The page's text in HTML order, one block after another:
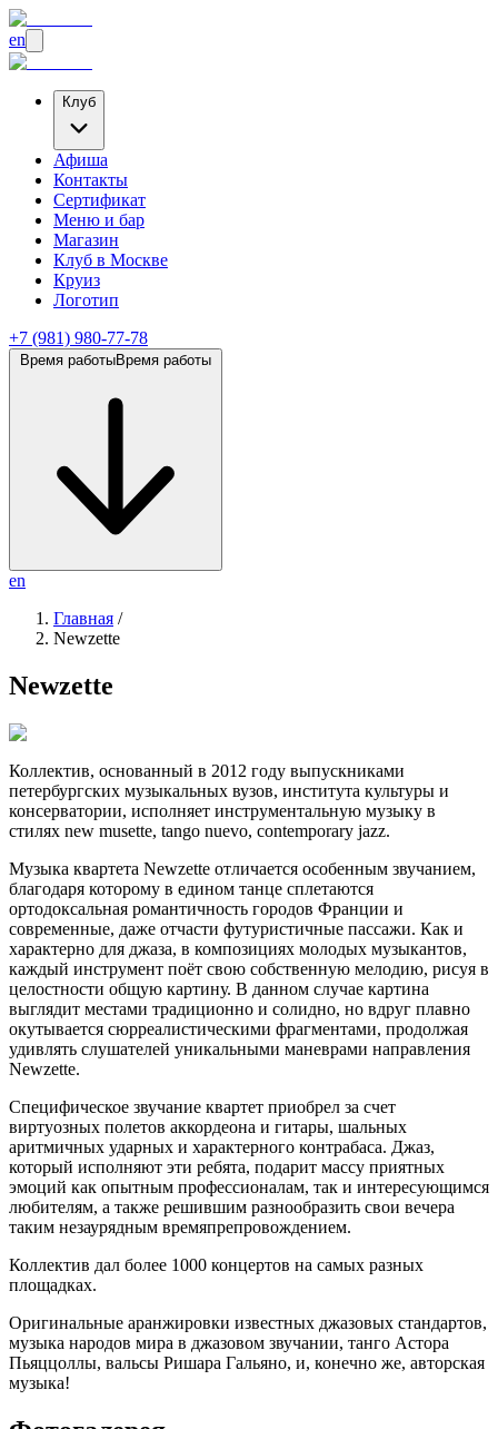
en
Клуб
Афиша
Контакты
Сертификат
Меню и бар
Магазин
Клуб в Москве
Круиз
Логотип
+7 (981) 980-77-78
Время работыВремя работы
en
Главная /
Newzette
Newzette
Коллектив, основанный в 2012 году выпускниками
петербургских музыкальных вузов, института культуры и
консерватории, исполняет инструментальную музыку в
стилях new musette, tango nuevo, contemporary jazz.
Музыка квартета Newzette отличается особенным звучанием,
благодаря которому в едином танце сплетаются
ортодоксальная романтичность городов Франции и
современные, даже отчасти футуристичные пассажи. Как и
характерно для джаза, в композициях молодых музыкантов,
каждый инструмент поёт свою собственную мелодию, рисуя в
целостности общую картину. В данном случае картина
выглядит местами традиционно и солидно, но вдруг плавно
окутывается сюрреалистическими фрагментами, продолжая
удивлять слушателей уникальными маневрами направления
Newzette.
Специфическое звучание квартет приобрел за счет
виртуозных полетов аккордеона и гитары, шальных
аритмичных ударных и характерного контрабаса. Джаз,
который исполняют эти ребята, подарит массу приятных
эмоций как опытным профессионалам, так и интересующимся
любителям, а также решившим разнообразить свои вечера
таким незаурядным времяпрепровождением.
Коллектив дал более 1000 концертов на самых разных
площадках.
Оригинальные аранжировки известных джазовых стандартов,
музыка народов мира в джазовом звучании, танго Астора
Пьяццоллы, вальсы Ришара Гальяно, и, конечно же, авторская
музыка!